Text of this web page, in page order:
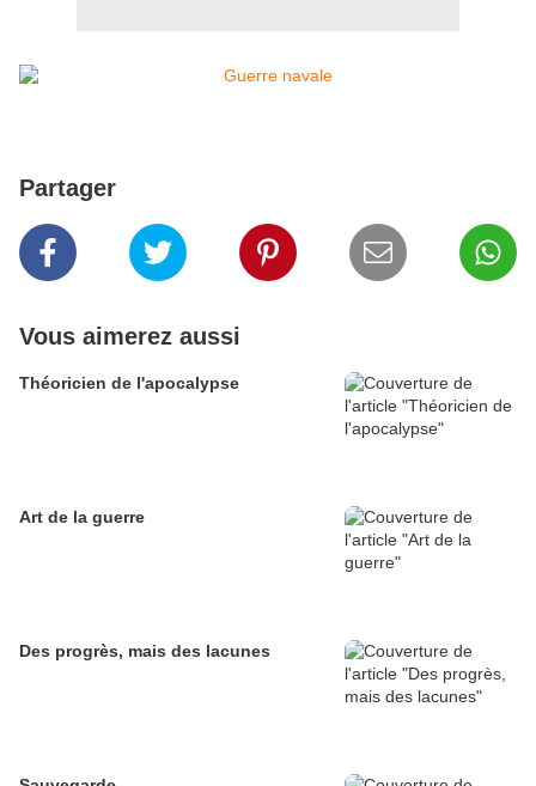
Partager
Vous aimerez aussi
Théoricien de l'apocalypse
Art de la guerre
Des progrès, mais des lacunes